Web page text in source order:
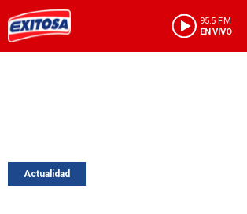
95.5 FM
EN VIVO
Actualidad